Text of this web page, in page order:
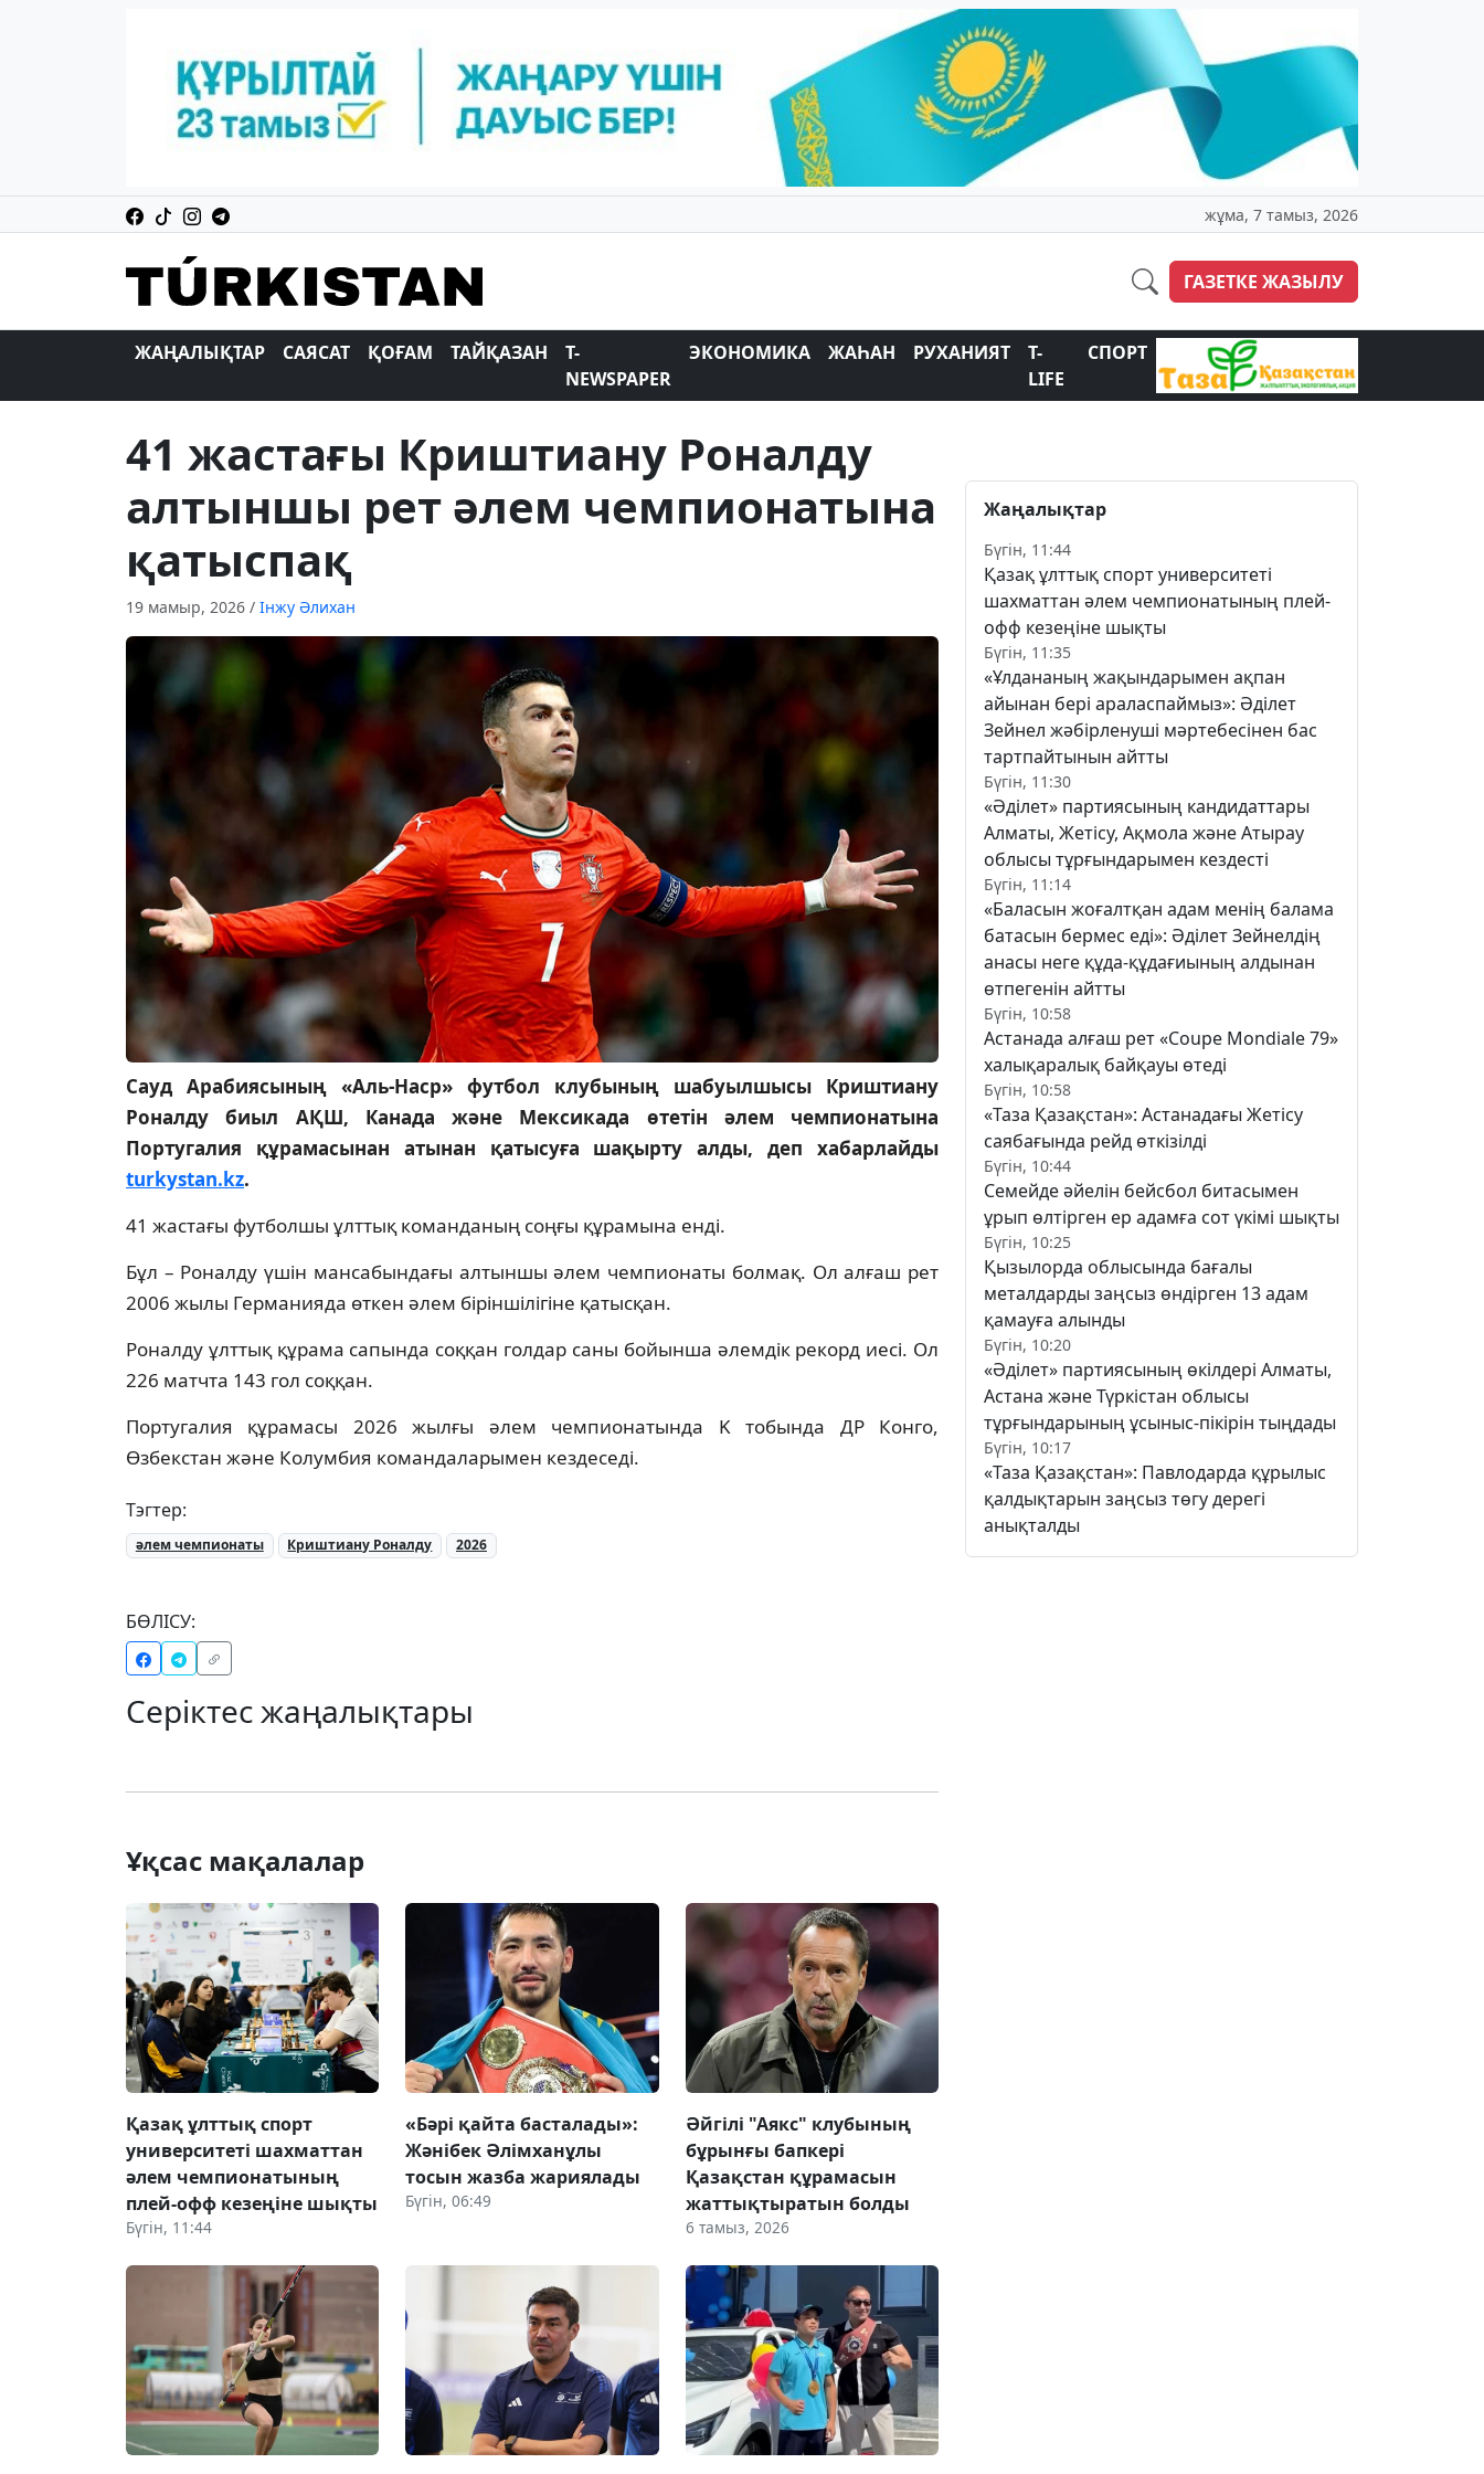
жұма, 7 тамыз, 2026
ГАЗЕТКЕ ЖАЗЫЛУ
ЖАҢАЛЫҚТАР САЯСАТ ҚОҒАМ ТАЙҚАЗАН
T-
NEWSPAPER
ЭКОНОМИКА ЖАҺАН РУХАНИЯТ
T-
LIFE
СПОРТ
41 жастағы Криштиану Роналду
алтыншы рет әлем чемпионатына
қатыспақ
19 мамыр, 2026 / Інжу Әлихан
Сауд Арабиясының «Аль-Наср» футбол клубының шабуылшысы Криштиану
Роналду биыл АҚШ, Канада және Мексикада өтетін әлем чемпионатына
Португалия құрамасынан атынан қатысуға шақырту алды, деп хабарлайды
turkystan.kz.
41 жастағы футболшы ұлттық команданың соңғы құрамына енді.
Бұл – Роналду үшін мансабындағы алтыншы әлем чемпионаты болмақ. Ол алғаш рет
2006 жылы Германияда өткен әлем біріншілігіне қатысқан.
Роналду ұлттық құрама сапында соққан голдар саны бойынша әлемдік рекорд иесі. Ол
226 матчта 143 гол соққан.
Португалия құрамасы 2026 жылғы әлем чемпионатында K тобында ДР Конго,
Өзбекстан және Колумбия командаларымен кездеседі.
Тэгтер:
әлем чемпионаты Криштиану Роналду 2026
БӨЛІСУ:
Серіктес жаңалықтары
Ұқсас мақалалар
Қазақ ұлттық спорт
университеті шахматтан
әлем чемпионатының
плей-офф кезеңіне шықты
Бүгін, 11:44
«Бәрі қайта басталады»:
Жәнібек Әлімханұлы
тосын жазба жариялады
Бүгін, 06:49
Әйгілі "Аякс" клубының
бұрынғы бапкері
Қазақстан құрамасын
жаттықтыратын болды
6 тамыз, 2026
Жаңалықтар
Бүгін, 11:44
Қазақ ұлттық спорт университеті
шахматтан әлем чемпионатының плей-
офф кезеңіне шықты
Бүгін, 11:35
«Ұлдананың жақындарымен ақпан
айынан бері араласпаймыз»: Әділет
Зейнел жәбірленуші мәртебесінен бас
тартпайтынын айтты
Бүгін, 11:30
«Әділет» партиясының кандидаттары
Алматы, Жетісу, Ақмола және Атырау
облысы тұрғындарымен кездесті
Бүгін, 11:14
«Баласын жоғалтқан адам менің балама
батасын бермес еді»: Әділет Зейнелдің
анасы неге құда-құдағиының алдынан
өтпегенін айтты
Бүгін, 10:58
Астанада алғаш рет «Coupe Mondiale 79»
халықаралық байқауы өтеді
Бүгін, 10:58
«Таза Қазақстан»: Астанадағы Жетісу
саябағында рейд өткізілді
Бүгін, 10:44
Семейде әйелін бейсбол битасымен
ұрып өлтірген ер адамға сот үкімі шықты
Бүгін, 10:25
Қызылорда облысында бағалы
металдарды заңсыз өндірген 13 адам
қамауға алынды
Бүгін, 10:20
«Әділет» партиясының өкілдері Алматы,
Астана және Түркістан облысы
тұрғындарының ұсыныс-пікірін тыңдады
Бүгін, 10:17
«Таза Қазақстан»: Павлодарда құрылыс
қалдықтарын заңсыз төгу дерегі
анықталды